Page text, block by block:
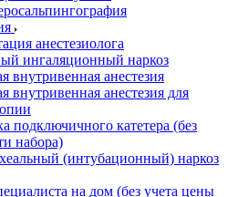
анестезиолога
ингаляционный наркоз
внутривенная анестезия
внутривенная анестезия для
подключичного катетера (без
набора)
(интубационный) наркоз
на дом (без учета цены